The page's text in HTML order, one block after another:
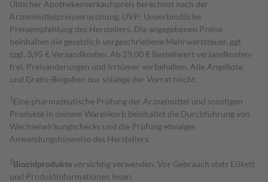
Üblicher Apothekenverkaufspreis berechnet nach der
Arzneimittelpreisverordnung. UVP: Unverbindliche
Preisempfehlung des Herstellers. Die angegebenen Preise
beinhalten die gesetzlich vorgeschriebene Mehrwertsteuer, ggf.
zzgl. 3,95 € Versandkosten. Ab 29,00 € Bestell­wert versand­kosten­
frei. Preisänderungen und Irrtümer vorbehalten. Alle Angebote
und Gratis-Beigaben nur solange der Vorrat reicht.
1 Eine pharmazeutische Prüfung der Arzneimittel und sonstigen
Produkte in deinem Warenkorb beinhaltet die Durchführung von
Wechselwirkungschecks und die Prüfung etwaiger
Anwendungshinweise des Herstellers.
2Biozidproduktevorsichtig verwenden. Vor Gebrauch stets Etikett
und Produktinformationen lesen.